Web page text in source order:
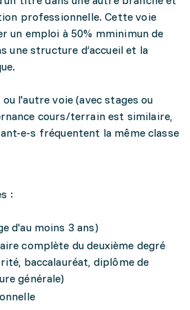
professionnelle. Cette voie
un emploi à 50% mminimun de
une structure d’accueil et la
l'autre voie (avec stages ou
cours/terrain est similaire,
e-s fréquentent la même classe
:
d'au moins 3 ans)
complète du deuxième degré
baccalauréat, diplôme de
générale)